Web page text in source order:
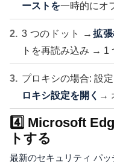
ーストを一時的にオ
3 つのドット → 拡
トを再読み込み → 1
プロキシの場合: 設
ロキシ設定を開く →
4️⃣ Microsoft
トする
最新のセキュリティ パッ